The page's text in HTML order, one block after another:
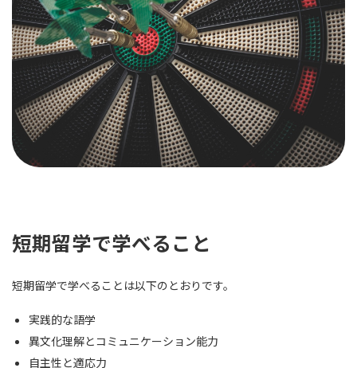
短期留学で学べること
短期留学で学べることは以下のとおりです。
実践的な語学
異文化理解とコミュニケーション能力
自主性と適応力